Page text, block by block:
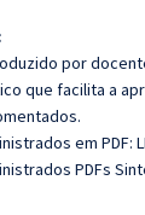
por
que facilita a
em PDF:
PDFs